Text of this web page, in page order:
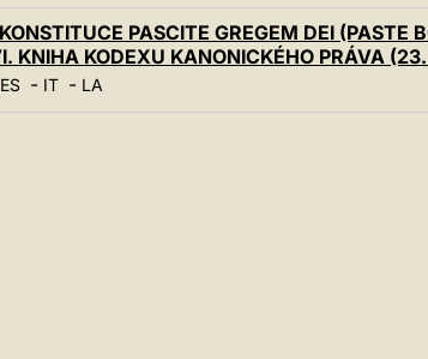
PASCITE GREGEM DEI (PASTE
KNIHA KODEXU KANONICKÉHO PRÁVA
ES- IT- LA